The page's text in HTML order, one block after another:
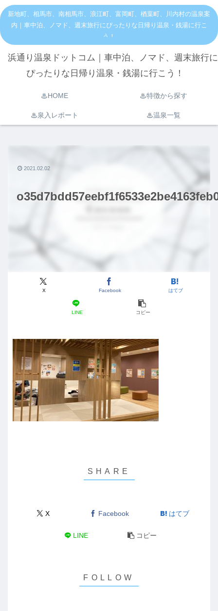
新地町、相馬市、南相馬市、浪江町、富岡町、楢葉町、川内村の温泉案
内｜車中泊、ノマド、週末旅行にぴったりな日帰り温泉・銭湯に行こ
う！
浜通り温泉ドットコム｜車中泊、ノマド、週末旅行に
ぴったりな日帰り温泉・銭湯に行こう！
♨︎HOME ♨︎特徴から探す
♨︎泉入レポート ♨︎温泉一覧
X Facebook はてブ
LINE コピー
2021.02.02
X Facebook はてブ
LINE コピー